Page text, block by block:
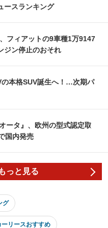
ースランキング
フィアットの9車種1万9147
ジン停止のおそれ
の本格SUV誕生へ！…次期パ
ータ』、欧州の型式認定取
国内発売
っと見る
グ
ーリースおすすめ